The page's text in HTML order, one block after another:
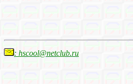
: hscool@netclub.ru